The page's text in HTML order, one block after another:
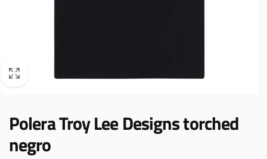
Polera Troy Lee Designs torched
negro